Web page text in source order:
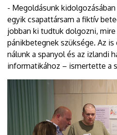
- Megoldásunk
egyik csapattársam a fiktív
jobban ki tudtuk dolgozni,
pánikbetegnek szüksége. Az
nálunk a spanyol és az izlandi
informatikához – ismertette a